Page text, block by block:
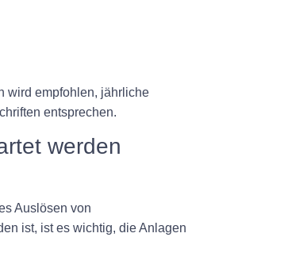
wird empfohlen, jährliche
entsprechen.
werden
Auslösen von
ist, ist es wichtig, die Anlagen